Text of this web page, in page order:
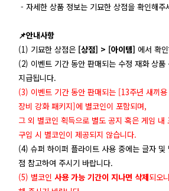
- 자세한 상품 정보는 기묘한 상점을 확인해주
📌안내사항
(1) 기묘한 상점은 [상점] > [아이템] 에서 확
(2) 이벤트 기간 동안 판매되는 수정 재화 상품
지급됩니다.
(3) 이벤트 기간 동안 판매되는 [13주년 새끼
장비 강화 패키지]에 별코인이 포함되며,
그 외 별코인 획득으로 별도 공지 혹은 게임 내
구입 시 별코인이 제공되지 않습니다.
(4) 슈퍼 하이퍼 플라이트 사용 중에는 글자 및
점 참고하여 주시기 바랍니다.
(5) 별코인사용 가능 기간이 지나면 삭제되오